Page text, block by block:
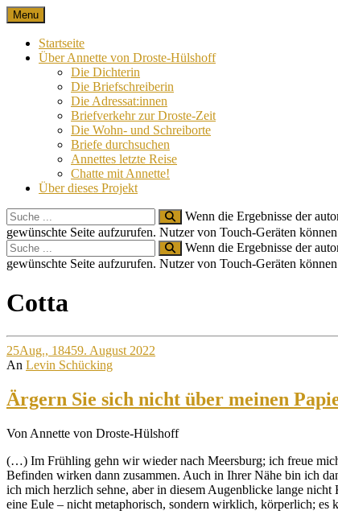
Skip
to
content
Nach 100 Jahren
Annette von Droste-Hülshoff in Briefen
Menu
Startseite
Über Annette von Droste-Hülshoff
Die Dichterin
Die Briefschreiberin
Die Adressat:innen
Briefverkehr zur Droste-Zeit
Die Wohn- und Schreiborte
Briefe durchsuchen
Annettes letzte Reise
Chatte mit Annette!
Über dieses Projekt
Search
for:
Wenn die Ergebnisse der
gewünschte Seite aufzurufen. Nutzer von Touch-Geräten
Search
for:
Wenn die Ergebnisse der
gewünschte Seite aufzurufen. Nutzer von Touch-Geräten
Site
Overlay
Cotta
25Aug., 18459. August 2022
An Levin Schücking
Ärgern Sie sich nicht über meinen
Von Annette von Droste-Hülshoff
(…) Im Frühling gehn wir wieder nach Meersburg; ich freue
Befinden wirken dann zusammen. Auch in Ihrer Nähe bin ich
ich mich herzlich sehne, aber in diesem Augenblicke lange
eine Eule – nicht metaphorisch, sondern wirklich, körperlich;